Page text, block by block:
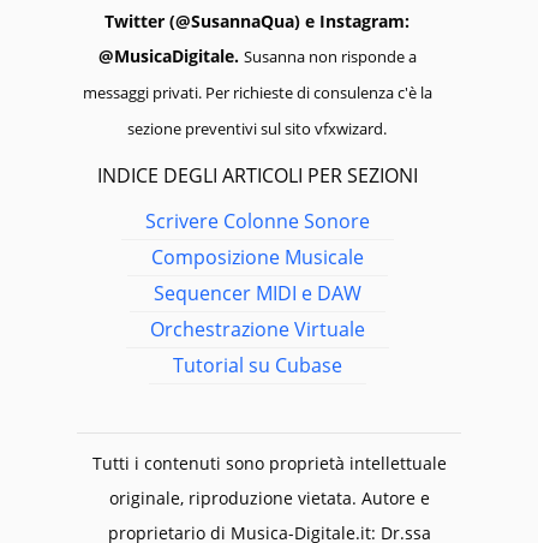
Twitter (@SusannaQua) e Instagram:
@MusicaDigitale. Susanna non risponde a
messaggi privati. Per richieste di consulenza c'è la
sezione preventivi sul sito vfxwizard.
INDICE DEGLI ARTICOLI PER SEZIONI
Scrivere Colonne Sonore
Composizione Musicale
Sequencer MIDI e DAW
Orchestrazione Virtuale
Tutorial su Cubase
Tutti i contenuti sono proprietà intellettuale
originale, riproduzione vietata. Autore e
proprietario di Musica-Digitale.it: Dr.ssa